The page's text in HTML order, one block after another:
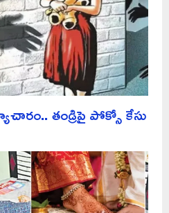
తండ్రిపై పోక్సో కేసు